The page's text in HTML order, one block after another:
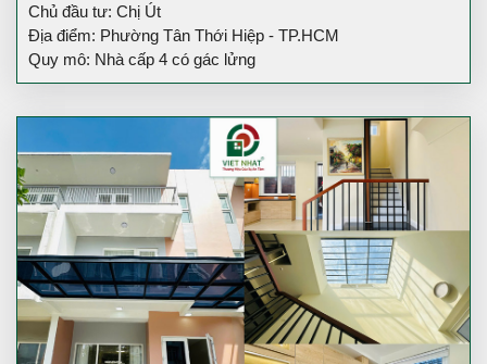
Chủ đầu tư: Chị Út
Địa điểm: Phường Tân Thới Hiệp - TP.HCM
Quy mô: Nhà cấp 4 có gác lửng